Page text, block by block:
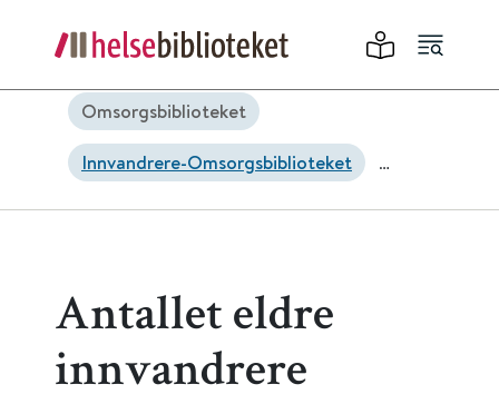
Omsorgsbiblioteket
Innvandrere-Omsorgsbiblioteket
Leve hele livet-Omsorgsbiblioteket
Antallet eldre
innvandrere